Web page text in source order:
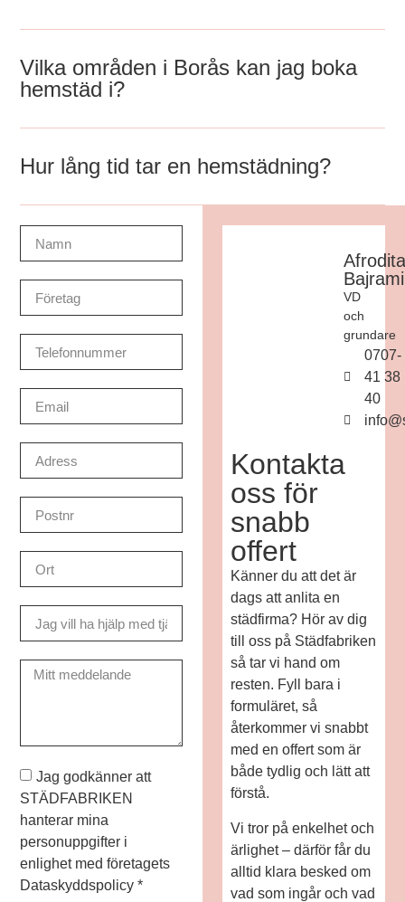
Vilka områden i Borås kan jag boka
hemstäd i?
Hur lång tid tar en hemstädning?
Jag godkänner att
STÄDFABRIKEN
hanterar mina
personuppgifter i
enlighet med företagets
Dataskyddspolicy *
Bajrami
VD
och
grundare
0707-
41 38
40
Kontakta
oss för
snabb
offert
Känner du att det är
dags att anlita en
städfirma? Hör av dig
till oss på Städfabriken
så tar vi hand om
resten. Fyll bara i
formuläret, så
återkommer vi snabbt
med en offert som är
både tydlig och lätt att
förstå.
Vi tror på enkelhet och
ärlighet – därför får du
alltid klara besked om
vad som ingår och vad